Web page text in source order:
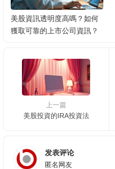
美股資訊透明度高嗎？如何
獲取可靠的上市公司資訊？
上一篇
美股投資的IRA投資法
发表评论
匿名网友